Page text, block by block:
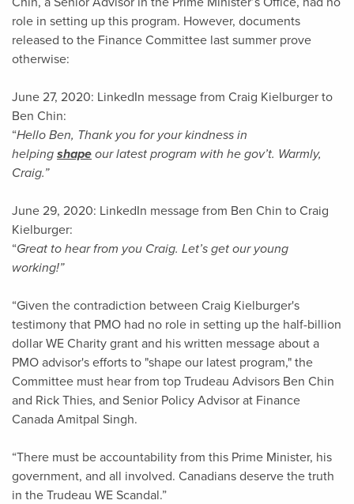
role in setting up this program. However, documents
released to the Finance Committee last summer prove
otherwise:
June 27, 2020: LinkedIn message from Craig Kielburger to
Ben Chin:
“Hello Ben, Thank you for your kindness in
helping shape our latest program with he gov’t. Warmly,
Craig.”
June 29, 2020: LinkedIn message from Ben Chin to Craig
Kielburger:
“Great to hear from you Craig. Let’s get our young
working!”
“Given the contradiction between Craig Kielburger's
testimony that PMO had no role in setting up the half-billion
dollar WE Charity grant and his written message about a
PMO advisor's efforts to "shape our latest program," the
Committee must hear from top Trudeau Advisors Ben Chin
and Rick Thies, and Senior Policy Advisor at Finance
Canada Amitpal Singh.
“There must be accountability from this Prime Minister, his
government, and all involved. Canadians deserve the truth
in the Trudeau WE Scandal.”